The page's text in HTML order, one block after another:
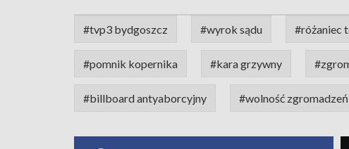
#tvp3 bydgoszcz #wyrok sądu #różaniec
#pomnik kopernika #kara grzywny
#billboard antyaborcyjny #wolność zgromadzeń